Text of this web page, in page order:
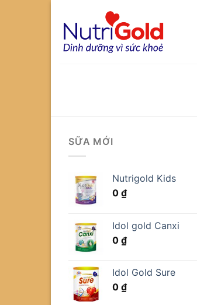
đến
dung
SỮA MỚI
Nutrigold Kids
0 ₫
Idol gold Canxi
0 ₫
Idol Gold Sure
0 ₫